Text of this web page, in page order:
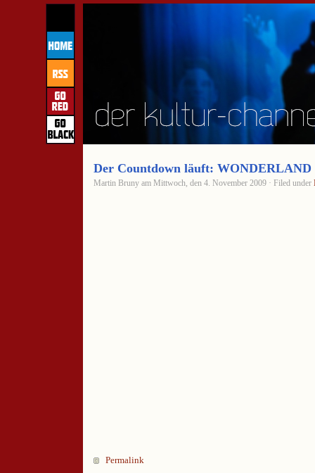
Der Countdown läuft: WONDERLAND
Martin Bruny am Mittwoch, den 4. November 2009 · Filed under
Permalink